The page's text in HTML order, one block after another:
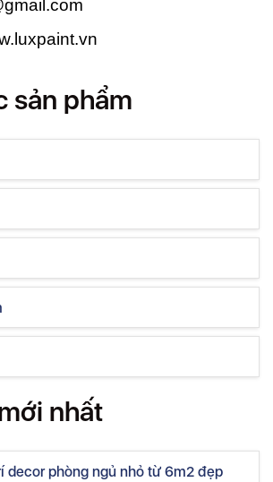
sản phẩm
nhất
decor phòng ngủ nhỏ từ 6m2 đẹp